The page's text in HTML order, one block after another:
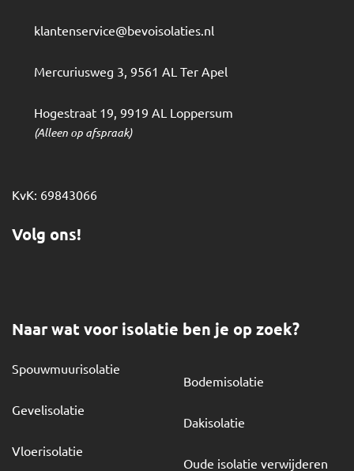
klantenservice@bevoisolaties.nl
Mercuriusweg 3, 9561 AL Ter Apel
Hogestraat 19, 9919 AL Loppersum
(Alleen op afspraak)
KvK: 69843066
Volg ons!
Naar wat voor isolatie ben je op zoek?
Spouwmuurisolatie
Gevelisolatie
Vloerisolatie
Bodemisolatie
Dakisolatie
Oude isolatie verwijderen